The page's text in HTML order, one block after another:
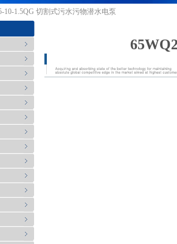
10-1.5QG 切割式污水污物潜水电泵